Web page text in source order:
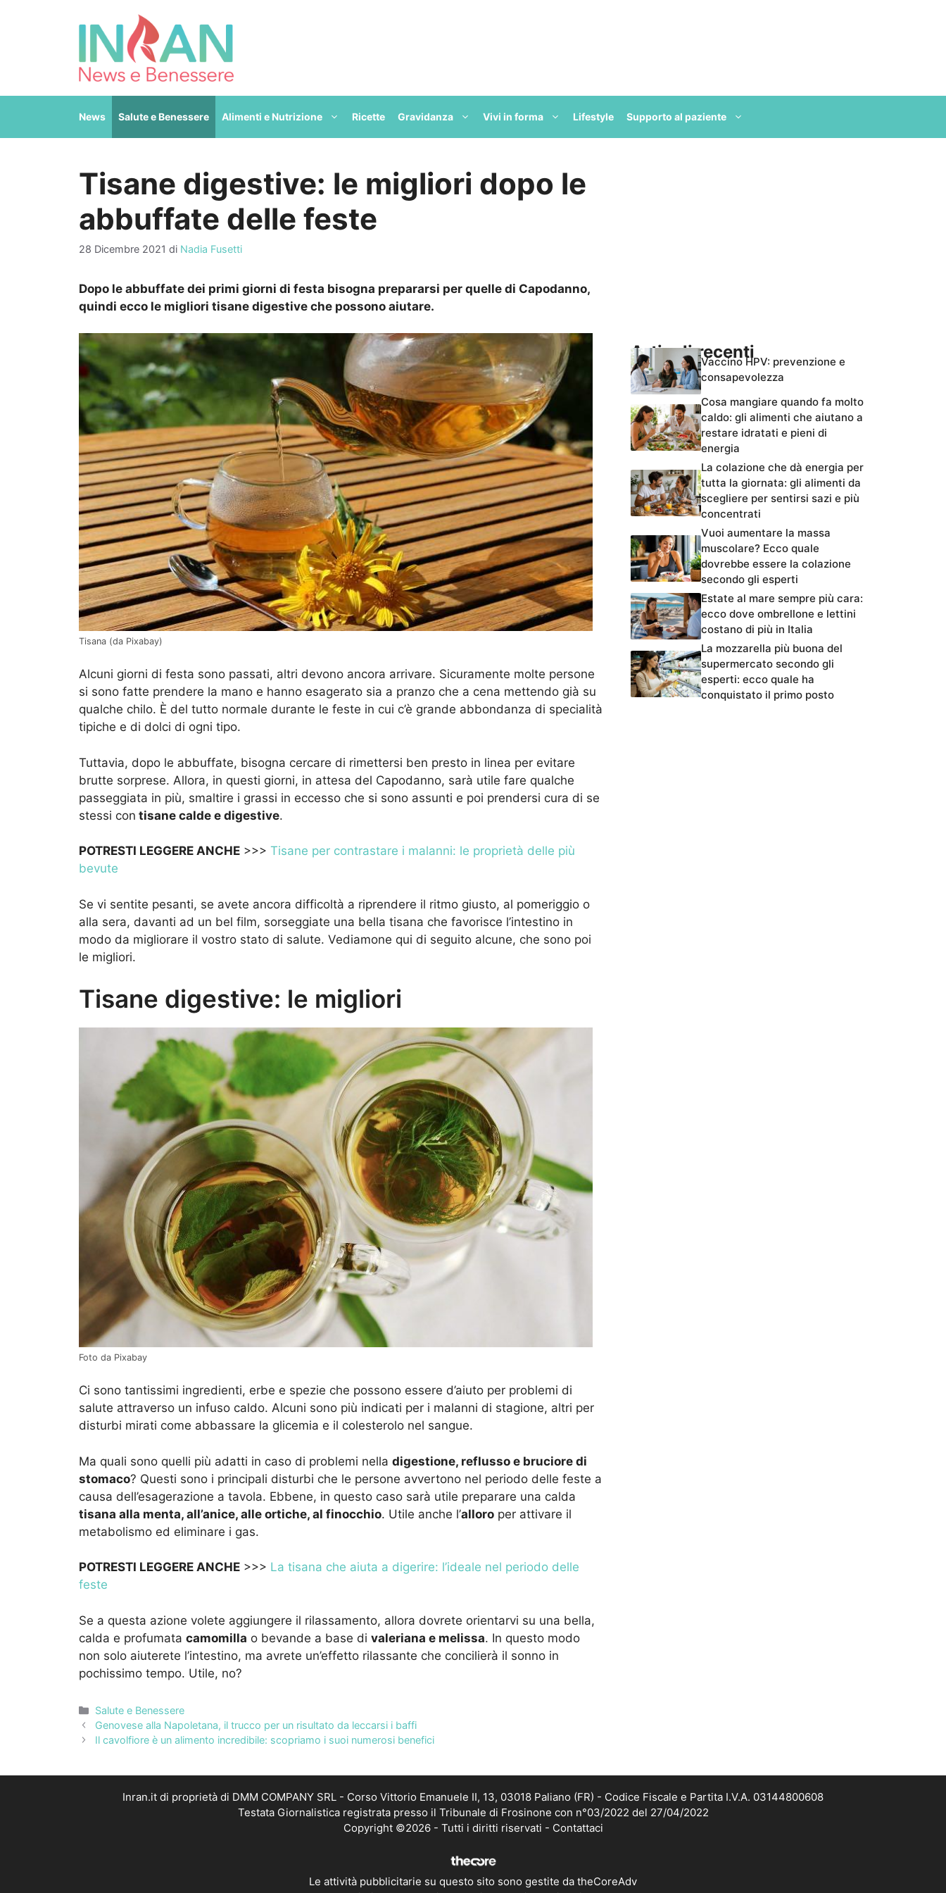
News Salute e Benessere Alimenti e Nutrizione Ricette Gravidanza Vivi in forma Lifestyle Supporto al paziente
Tisane digestive: le migliori dopo le
abbuffate delle feste
28 Dicembre 2021 di Nadia Fusetti
Dopo le abbuffate dei primi giorni di festa bisogna prepararsi per quelle di Capodanno,
quindi ecco le migliori tisane digestive che possono aiutare.
Tisana (da Pixabay)
Alcuni giorni di festa sono passati, altri devono ancora arrivare. Sicuramente molte persone
si sono fatte prendere la mano e hanno esagerato sia a pranzo che a cena mettendo già su
qualche chilo. È del tutto normale durante le feste in cui c’è grande abbondanza di specialità
tipiche e di dolci di ogni tipo.
Tuttavia, dopo le abbuffate, bisogna cercare di rimettersi ben presto in linea per evitare
brutte sorprese. Allora, in questi giorni, in attesa del Capodanno, sarà utile fare qualche
passeggiata in più, smaltire i grassi in eccesso che si sono assunti e poi prendersi cura di se
stessi con tisane calde e digestive.
POTRESTI LEGGERE ANCHE >>> Tisane per contrastare i malanni: le proprietà delle più
bevute
Se vi sentite pesanti, se avete ancora difficoltà a riprendere il ritmo giusto, al pomeriggio o
alla sera, davanti ad un bel film, sorseggiate una bella tisana che favorisce l’intestino in
modo da migliorare il vostro stato di salute. Vediamone qui di seguito alcune, che sono poi
le migliori.
Tisane digestive: le migliori
Foto da Pixabay
Ci sono tantissimi ingredienti, erbe e spezie che possono essere d’aiuto per problemi di
salute attraverso un infuso caldo. Alcuni sono più indicati per i malanni di stagione, altri per
disturbi mirati come abbassare la glicemia e il colesterolo nel sangue.
Ma quali sono quelli più adatti in caso di problemi nella digestione, reflusso e bruciore di
stomaco? Questi sono i principali disturbi che le persone avvertono nel periodo delle feste a
causa dell’esagerazione a tavola. Ebbene, in questo caso sarà utile preparare una calda
tisana alla menta, all’anice, alle ortiche, al finocchio. Utile anche l’alloro per attivare il
metabolismo ed eliminare i gas.
POTRESTI LEGGERE ANCHE >>> La tisana che aiuta a digerire: l’ideale nel periodo delle
feste
Se a questa azione volete aggiungere il rilassamento, allora dovrete orientarvi su una bella,
calda e profumata camomilla o bevande a base di valeriana e melissa. In questo modo
non solo aiuterete l’intestino, ma avrete un’effetto rilassante che concilierà il sonno in
pochissimo tempo. Utile, no?
Categorie
Salute e Benessere
Genovese alla Napoletana, il trucco per un risultato da leccarsi i baffi
Il cavolfiore è un alimento incredibile: scopriamo i suoi numerosi benefici
Articoli recentiVaccino HPV: prevenzione e
consapevolezza
Cosa mangiare quando fa molto
caldo: gli alimenti che aiutano a
restare idratati e pieni di
energia
La colazione che dà energia per
tutta la giornata: gli alimenti da
scegliere per sentirsi sazi e più
concentrati
Vuoi aumentare la massa
muscolare? Ecco quale
dovrebbe essere la colazione
secondo gli esperti
Estate al mare sempre più cara:
ecco dove ombrellone e lettini
costano di più in Italia
La mozzarella più buona del
supermercato secondo gli
esperti: ecco quale ha
conquistato il primo posto
Inran.it di proprietà di DMM COMPANY SRL - Corso Vittorio Emanuele II, 13, 03018 Paliano (FR) - Codice Fiscale e Partita I.V.A. 03144800608
Testata Giornalistica registrata presso il Tribunale di Frosinone con n°03/2022 del 27/04/2022
Copyright ©2026 - Tutti i diritti riservati - Contattaci
Le attività pubblicitarie su questo sito sono gestite da theCoreAdv